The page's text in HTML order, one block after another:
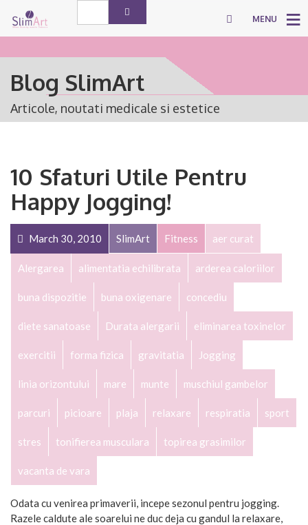
MENU
Blog SlimArt
Articole, noutati medicale si estetice
10 Sfaturi Utile Pentru
Happy Jogging!
March 30, 2010 SlimArt Fitness aer curat
Alergarea alimentatia echilibrata arderea caloriilor
buna dispozitie buna oxigenare concediu
diete sanatoase Durata alergarii eliminarea toxinelor
exercitii forma fizica gravitatia Jogging
linia orizontului mare munte muschiul gambelor
parcuri picioare plaja relaxare respiratia sport
stres tonifierea musculara topirea grasimilor
vacanta de vara
Odata cu venirea primaverii, incepe sezonul pentru jogging.
Razele caldute ale soarelui ne duc deja cu gandul la relaxare,